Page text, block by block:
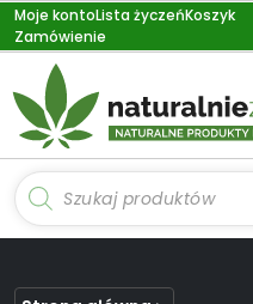
Przejdź
do
treści
Moje kontoLista życzeńKoszyk
Zamówienie
Wyszukiwarka
produktów